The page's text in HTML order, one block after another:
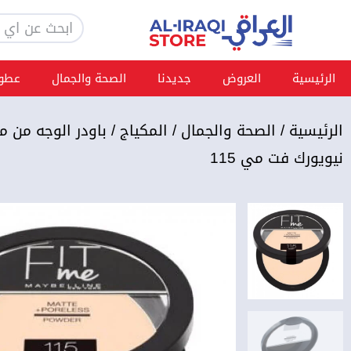
Search
الرئيسية العروض جديدنا الصحة والجمال
الرئيسية/ الصحة والجمال/ المكياج/ باودر الوجه من
نيويورك فت مي 115